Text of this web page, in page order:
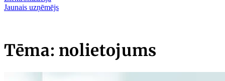
Jaunais uzņēmējs
Tēma: nolietojums